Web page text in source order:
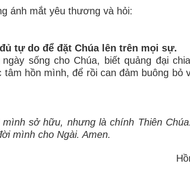
ánh mắt yêu thương và hỏi:
tự do để đặt Chúa lên trên mọi sự.
sống cho Chúa, biết quảng đại
hồn mình, để rồi can đảm buông bỏ
sở hữu, nhưng là chính Thiên
mình cho Ngài. Amen.